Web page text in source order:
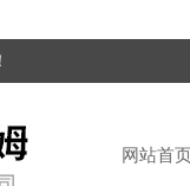
网站首